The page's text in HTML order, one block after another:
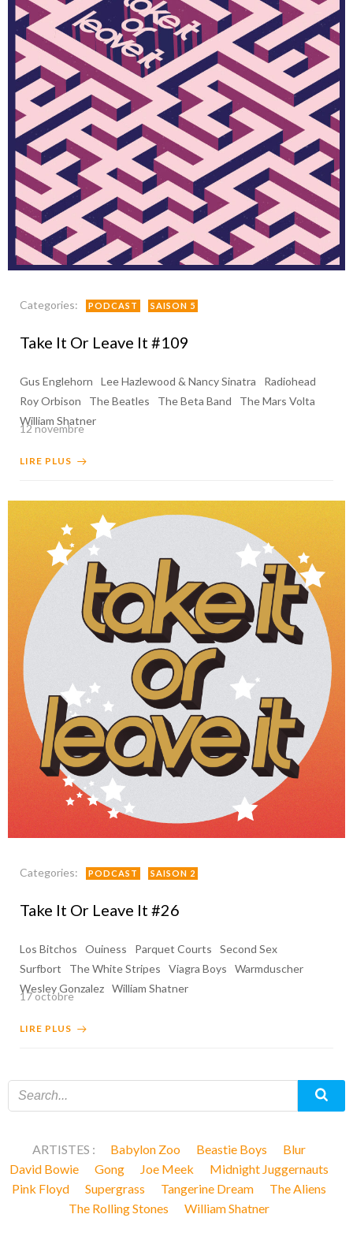
Categories: PODCAST SAISON 5
Take It Or Leave It #109
Gus Englehorn Lee Hazlewood & Nancy Sinatra
Radiohead
Roy Orbison
The Beatles The Beta Band
The Mars Volta
William Shatner
12 novembre
LIRE PLUS
Categories: PODCAST SAISON 2
Take It Or Leave It #26
Los Bitchos Ouiness Parquet Courts
Second Sex
Surfbort
The White Stripes Viagra Boys
Warmduscher
Wesley Gonzalez William Shatner
17 octobre
LIRE PLUS
ARTISTES : Babylon Zoo Beastie Boys
Blur
David Bowie
Gong Joe Meek
Midnight Juggernauts
Pink Floyd
Supergrass Tangerine Dream
The Aliens
The Rolling Stones
William Shatner